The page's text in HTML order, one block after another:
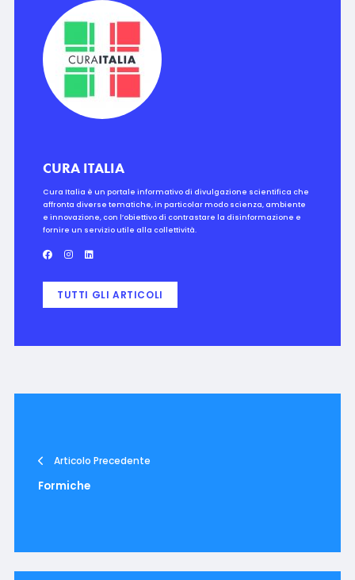
CURA ITALIA
Cura Italia è un portale informativo di divulgazione scientifica che
affronta diverse tematiche, in particolar modo scienza, ambiente
e innovazione, con l’obiettivo di contrastare la disinformazione e
fornire un servizio utile alla collettività.
TUTTI GLI ARTICOLI
Articolo Precedente
Formiche